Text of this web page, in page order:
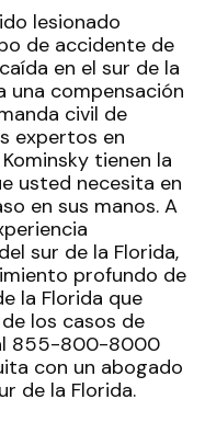
lesionado
de accidente de
en el sur de la
una compensación
civil de
expertos en
tienen la
usted necesita en
en sus manos. A
sur de la Florida,
profundo de
la Florida que
los casos de
855-800-8000
con un abogado
de la Florida.